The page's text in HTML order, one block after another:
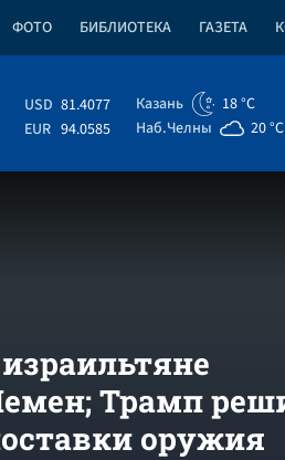
ФОТО БИБЛИОТЕКА ГАЗЕТА
USD 81.4077
EUR 94.0585
Казань
18 °C
Наб.Челны
20 °C
Трамп
оружия